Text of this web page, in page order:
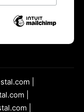
|
|
|